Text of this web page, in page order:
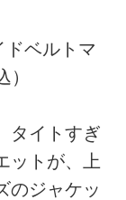
ドベルトマ
タイトすぎ
ットが、上
のジャケッ